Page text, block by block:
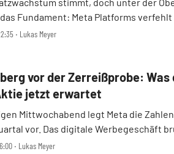
‧ Lukas Meyer
stimmt, doch unter der
Fundament: Meta Platforms verfehlt
für das zweite Quartal
‧ Lukas Meyer
vor der Zerreißprobe: Was
jetzt erwartet
Mittwochabend legt Meta die
vor. Das digitale Werbegeschäft
vor ausufernden Infrastrukturkosten